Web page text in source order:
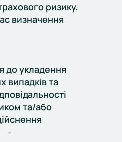
ризику,
визначення
до укладення
випадків та
та/або